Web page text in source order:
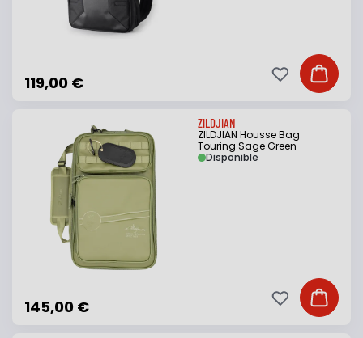
119,00 € Ajouter
Ajouter à ma
ZILDJIAN
ZILDJIAN Housse Bag
Touring Sage Green
145,00 €
Disponible
Ajouter
Ajouter à ma